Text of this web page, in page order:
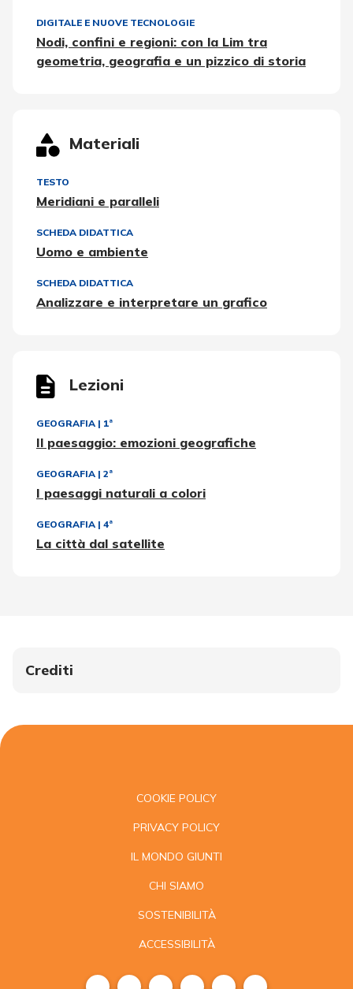
DIGITALE E NUOVE TECNOLOGIE
Nodi, confini e regioni: con la Lim tra
geometria, geografia e un pizzico di storia
Materiali
TESTO
Meridiani e paralleli
SCHEDA DIDATTICA
Uomo e ambiente
SCHEDA DIDATTICA
Analizzare e interpretare un grafico
Lezioni
GEOGRAFIA | 1ª
Il paesaggio: emozioni geografiche
GEOGRAFIA | 2ª
I paesaggi naturali a colori
GEOGRAFIA | 4ª
La città dal satellite
Crediti
COOKIE POLICY
PRIVACY POLICY
IL MONDO GIUNTI
CHI SIAMO
SOSTENIBILITÀ
ACCESSIBILITÀ